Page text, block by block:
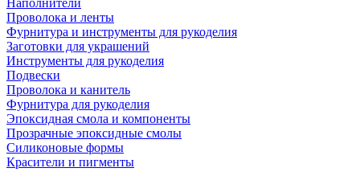
Наполнители
Проволока и ленты
Фурнитура и инструменты для рукоделия
Заготовки для украшений
Инструменты для рукоделия
Подвески
Проволока и канитель
Фурнитура для рукоделия
Эпоксидная смола и компоненты
Прозрачные эпоксидные смолы
Силиконовые формы
Красители и пигменты